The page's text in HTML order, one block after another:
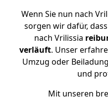
Wenn Sie nun nach
sorgen wir dafür,
nach Vrilissia
verläuft. Unser
Umzug oder
und
Mit unseren